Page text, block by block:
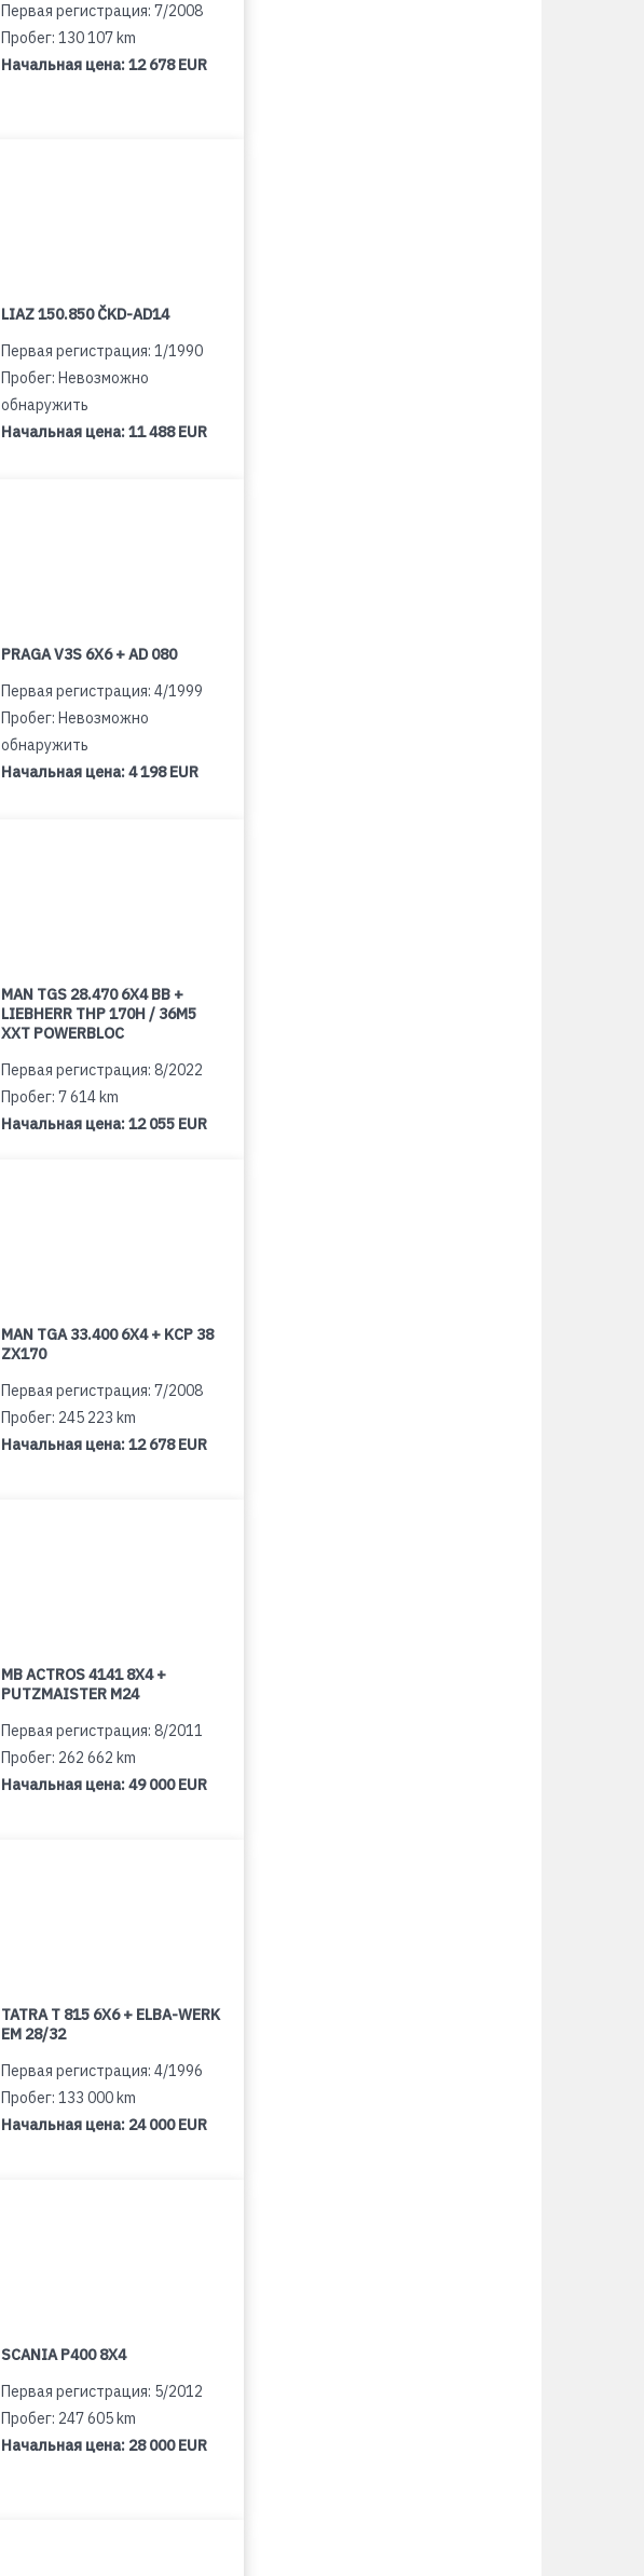
Первая регистрация: 7/2008
Пробег: 130 107 km
Начальная цена:12 678 EUR
LIAZ 150.850 ČKD-AD14
Первая регистрация: 1/1990
Пробег: Невозможно
обнаружить
Начальная цена:11 488 EUR
PRAGA V3S 6X6 + AD 080
Первая регистрация: 4/1999
Пробег: Невозможно
обнаружить
Начальная цена:4 198 EUR
MAN TGS 28.470 6X4 BB +
LIEBHERR THP 170H / 36M5
XXT POWERBLOC
Первая регистрация: 8/2022
Пробег: 7 614 km
Начальная цена:12 055 EUR
MAN TGA 33.400 6X4 + KCP 38
ZX170
Первая регистрация: 7/2008
Пробег: 245 223 km
Начальная цена:12 678 EUR
MB ACTROS 4141 8X4 +
PUTZMAISTER M24
Первая регистрация: 8/2011
Пробег: 262 662 km
Начальная цена:49 000 EUR
TATRA T 815 6X6 + ELBA-WERK
EM 28/32
Первая регистрация: 4/1996
Пробег: 133 000 km
Начальная цена: 24 000 EUR
SCANIA P400 8X4
Первая регистрация: 5/2012
Пробег: 247 605 km
Начальная цена: 28 000 EUR